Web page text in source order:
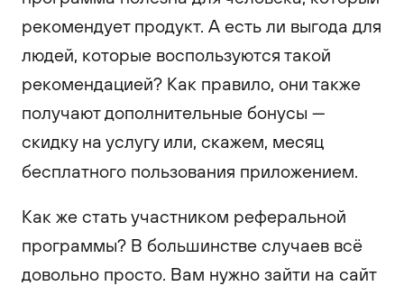
рекомендует продукт. А есть ли выгода для
людей, которые воспользуются такой
рекомендацией? Как правило, они также
получают дополнительные бонусы —
скидку на услугу или, скажем, месяц
бесплатного пользования приложением.
Как же стать участником реферальной
программы? В большинстве случаев всё
довольно просто. Вам нужно зайти на сайт